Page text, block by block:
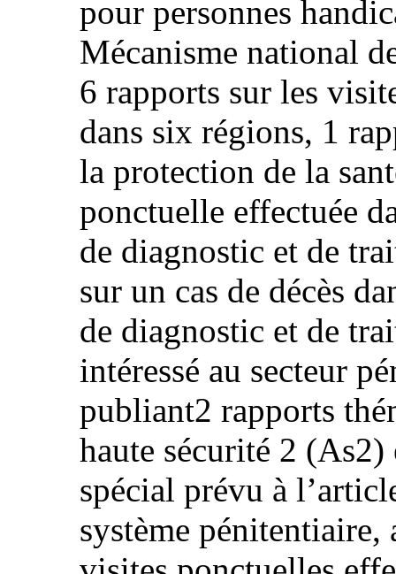
pour personnes
Mécanisme national
6 rapports sur les
dans six régions, 1
la protection de la
ponctuelle effectuée
de diagnostic et de
sur un cas de décès
de diagnostic et de
intéressé au secteur
publiant2 rapports
haute sécurité 2
spécial prévu à
système pénitentiaire,